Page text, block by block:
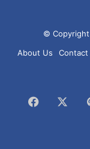
© Copyright
About Us
Contact
Facebook